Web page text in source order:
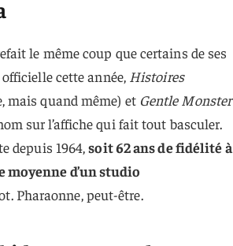
le même coup que certains de ses
cette année, Histoires
quand même) et Gentle Monster
sur l’affiche qui fait tout basculer.
depuis 1964,soit 62 ans de fidélité à
moyenne d’un studio
Pharaonne, peut-être.